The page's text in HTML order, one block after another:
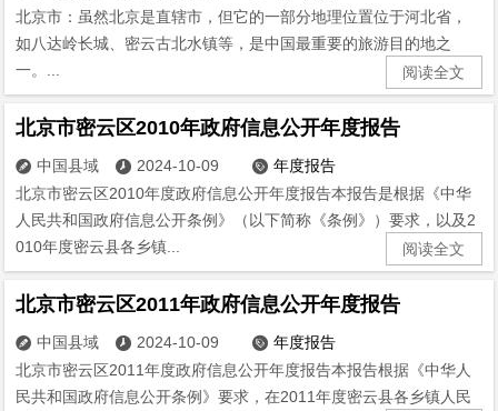
北京市：虽然北京是直辖市，但它的一部分地理位置位于河北省，
如八达岭长城、密云古北水镇等，是中国最重要的旅游目的地之
一。...
阅读全文
北京市密云区2010年政府信息公开年度报告
 中国县域  2024-10-09  年度报告
北京市密云区2010年度政府信息公开年度报告本报告是根据《中华
人民共和国政府信息公开条例》（以下简称《条例》）要求，以及2
010年度密云县各乡镇...
阅读全文
北京市密云区2011年政府信息公开年度报告
 中国县域  2024-10-09  年度报告
北京市密云区2011年度政府信息公开年度报告本报告根据《中华人
民共和国政府信息公开条例》要求，在2011年度密云县各乡镇人民